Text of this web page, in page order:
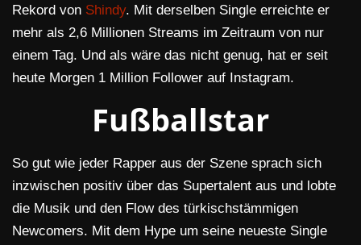
Rekord von Shindy. Mit derselben Single erreichte er
mehr als 2,6 Millionen Streams im Zeitraum von nur
einem Tag. Und als wäre das nicht genug, hat er seit
heute Morgen 1 Million Follower auf Instagram.
Fußballstar
So gut wie jeder Rapper aus der Szene sprach sich
inzwischen positiv über das Supertalent aus und lobte
die Musik und den Flow des türkischstämmigen
Newcomers. Mit dem Hype um seine neueste Single